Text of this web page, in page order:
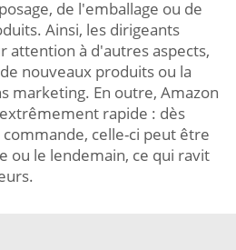
de l'emballage ou de
Ainsi, les dirigeants
attention à d'autres aspects,
nouveaux produits ou la
marketing. En outre, Amazon
rapide : dès
celle-ci peut être
ou le lendemain, ce qui ravit